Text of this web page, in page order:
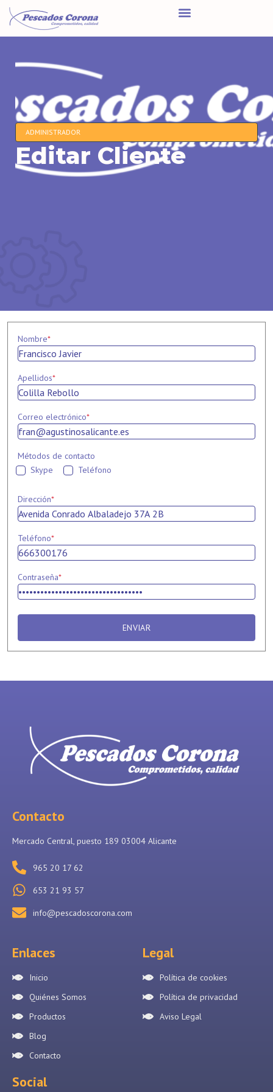
ADMINISTRADOR
Editar Cliente
Nombre*
Apellidos*
Correo electrónico*
Métodos de contacto
Skype
Teléfono
Dirección*
Teléfono*
Contraseña*
ENVIAR
Contacto
Mercado Central, puesto 189 03004 Alicante
965 20 17 62
653 21 93 57
info@pescadoscorona.com
Enlaces
Inicio
Quiénes Somos
Productos
Blog
Contacto
Legal
Política de cookies
Política de privacidad
Aviso Legal
Social